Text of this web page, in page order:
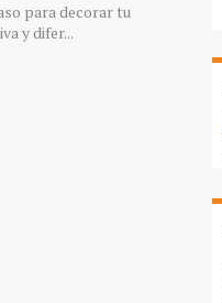
para decorar tu
y difer...